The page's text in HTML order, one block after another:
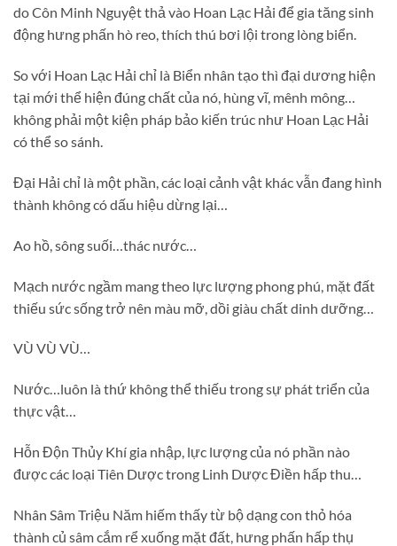
do Côn Minh Nguyệt thả vào Hoan Lạc Hải để gia tăng sinh
động hưng phấn hò reo, thích thú bơi lội trong lòng biển.
So với Hoan Lạc Hải chỉ là Biển nhân tạo thì đại dương hiện
tại mới thể hiện đúng chất của nó, hùng vĩ, mênh mông…
không phải một kiện pháp bảo kiến trúc như Hoan Lạc Hải
có thể so sánh.
Đại Hải chỉ là một phần, các loại cảnh vật khác vẫn đang hình
thành không có dấu hiệu dừng lại…
Ao hồ, sông suối…thác nước…
Mạch nước ngầm mang theo lực lượng phong phú, mặt đất
thiếu sức sống trở nên màu mỡ, dồi giàu chất dinh dưỡng…
VÙ VÙ VÙ…
Nước…luôn là thứ không thể thiếu trong sự phát triển của
thực vật…
Hỗn Độn Thủy Khí gia nhập, lực lượng của nó phần nào
được các loại Tiên Dược trong Linh Dược Điền hấp thu…
Nhân Sâm Triệu Năm hiếm thấy từ bộ dạng con thỏ hóa
thành củ sâm cắm rể xuống mặt đất, hưng phấn hấp thụ